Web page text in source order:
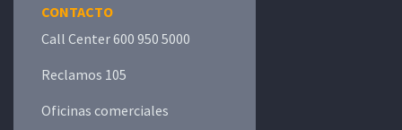
CONTACTO
Call Center 600 950 5000
Reclamos 105
Oficinas comerciales